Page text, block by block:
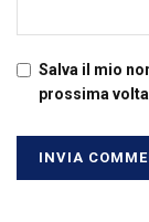
Salva il mio
prossima